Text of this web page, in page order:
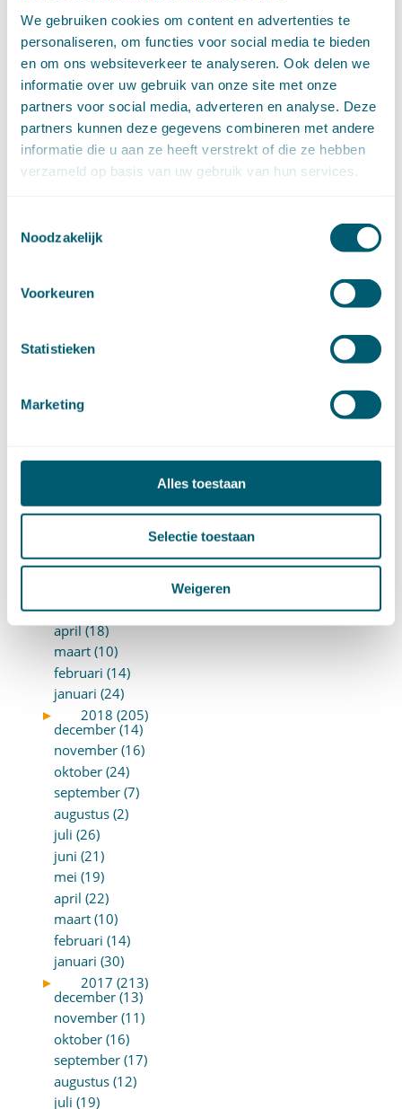
We gebruiken cookies om content en advertenties te
personaliseren, om functies voor social media te bieden
en om ons websiteverkeer te analyseren. Ook delen we
informatie over uw gebruik van onze site met onze
partners voor social media, adverteren en analyse. Deze
partners kunnen deze gegevens combineren met andere
informatie die u aan ze heeft verstrekt of die ze hebben
verzameld op basis van uw gebruik van hun services.
Noodzakelijk
Voorkeuren
Statistieken
Marketing
Alles toestaan
Selectie toestaan
Weigeren
juni (14)
mei (6)
april (11)
maart (14)
februari (11)
januari (15)
►
2020 (154)
oktober (14)
juli (20)
mei (12)
februari (12)
december (8)
oktober (13)
juli (10)
mei (14)
april (18)
maart (10)
februari (14)
januari (24)
►
2018 (205)
december (14)
november (16)
oktober (24)
september (7)
augustus (2)
juli (26)
juni (21)
mei (19)
april (22)
maart (10)
februari (14)
januari (30)
►
2017 (213)
december (13)
november (11)
oktober (16)
september (17)
augustus (12)
juli (19)